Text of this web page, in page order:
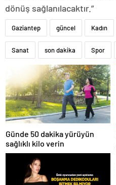
dönüş sağlanılacaktır.”
Gaziantep güncel Kadın
Sanat son dakika Spor
Günde 50 dakika yürüyün
sağlıklı kilo verin